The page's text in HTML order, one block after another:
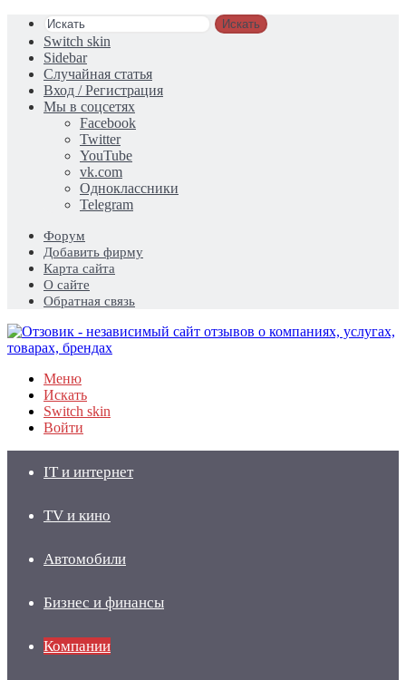
Искать
Switch skin
Sidebar
Случайная статья
Вход / Регистрация
Мы в соцсетях
Facebook
Twitter
YouTube
vk.com
Одноклассники
Telegram
Форум
Добавить фирму
Карта сайта
О сайте
Обратная связь
Меню
Искать
Switch skin
Войти
IT и интернет
TV и кино
Автомобили
Бизнес и финансы
Компании